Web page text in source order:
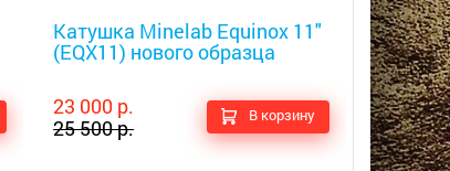
Катушка Minelab Equinox 11"
(EQX11) нового образца
23 000 р.
25 500 р.
В корзину